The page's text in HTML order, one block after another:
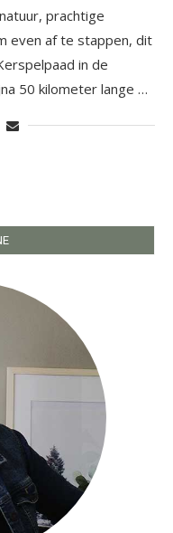
prachtige
even af te stappen, dit
in de
50 kilometer lange …